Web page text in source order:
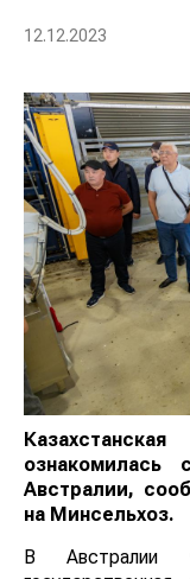
12.12.2023
ознакомилась
Австралии,
на Минсельхоз.
В Австралии